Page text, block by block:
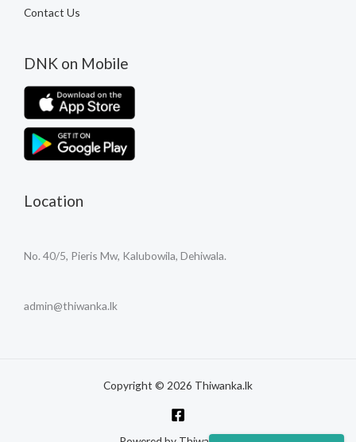
Contact Us
DNK on Mobile
Location
No. 40/5, Pieris Mw, Kalubowila, Dehiwala.
admin@thiwanka.lk
Copyright © 2026 Thiwanka.lk